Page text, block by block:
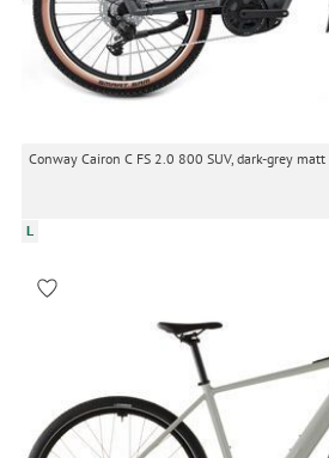
Conway Cairon C FS 2.0 800 SUV, dark-grey matt
L